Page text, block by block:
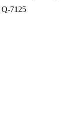
Q-7125